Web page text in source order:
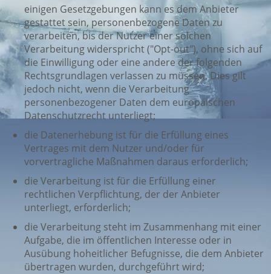
einigen Gesetzgebungen kann es dem Anbieter
gestattet sein, personenbezogene Daten zu
verarbeiten, bis der Nutzer einer solchen
Verarbeitung widerspricht ("Opt-out"), ohne sich auf
die Einwilligung oder eine andere der folgenden
Rechtsgrundlagen verlassen zu müssen. Dies gilt
jedoch nicht, wenn die Verarbeitung
personenbezogener Daten dem europäischen
Datenschutzrecht unterliegt;
die Datenerhebung ist für die Erfüllung eines
Vertrages mit dem Nutzer und/oder für
vorvertragliche Maßnahmen daraus erforderlich;
die Verarbeitung ist für die Erfüllung einer
rechtlichen Verpflichtung, der der Anbieter
unterliegt, erforderlich;
die Verarbeitung steht im Zusammenhang mit einer
Aufgabe, die im öffentlichen Interesse oder in
Ausübung hoheitlicher Befugnisse, die dem Anbieter
übertragen wurden, durchgeführt wird;